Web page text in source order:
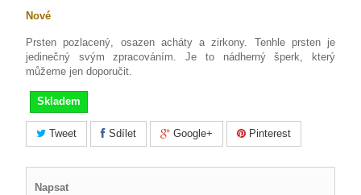
Nové
Prsten pozlacený, osazen acháty a zirkony. Tenhle prsten je
jedinečný svým zpracováním. Je to nádherný šperk, který
můžeme jen doporučit.
Skladem
Tweet Sdílet Google+ Pinterest
Napsat